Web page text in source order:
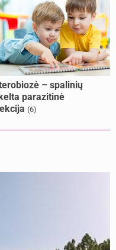
– spalinių
parazitinė
(6)